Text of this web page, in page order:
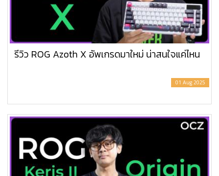
รีวิว ROG Azoth X อัพเกรดมาใหม่ น่าสนใจแค่ไหน
01 Aug 2025